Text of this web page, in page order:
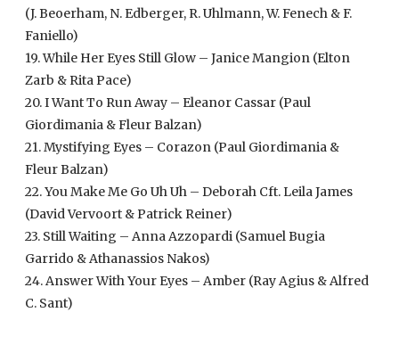
(J. Beoerham, N. Edberger, R. Uhlmann, W. Fenech & F.
Faniello)
19. While Her Eyes Still Glow – Janice Mangion (Elton
Zarb & Rita Pace)
20. I Want To Run Away – Eleanor Cassar (Paul
Giordimania & Fleur Balzan)
21. Mystifying Eyes – Corazon (Paul Giordimania &
Fleur Balzan)
22. You Make Me Go Uh Uh – Deborah Cft. Leila James
(David Vervoort & Patrick Reiner)
23. Still Waiting – Anna Azzopardi (Samuel Bugia
Garrido & Athanassios Nakos)
24. Answer With Your Eyes – Amber (Ray Agius & Alfred
C. Sant)